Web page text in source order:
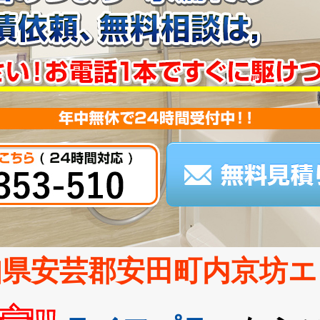
安芸郡安田町内京坊